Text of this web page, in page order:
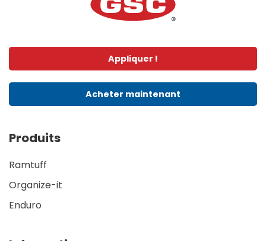
Appliquer !
Acheter maintenant
Produits
Ramtuff
Organize-it
Enduro